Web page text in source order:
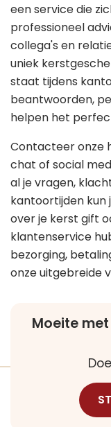
een service die
professioneel
collega's en
uniek
staat tijdens
beantwoorden,
helpen het
Contacteer onze
chat of social
al je vragen,
kantoortijden
over je kerst gift
klantenservice
bezorging,
onze uitgebreide
Moeite